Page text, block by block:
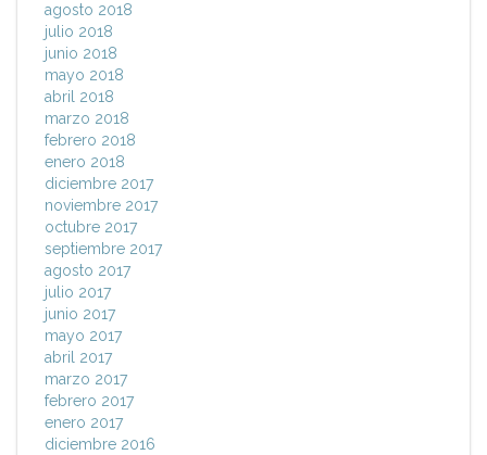
agosto 2018
julio 2018
junio 2018
mayo 2018
abril 2018
marzo 2018
febrero 2018
enero 2018
diciembre 2017
noviembre 2017
octubre 2017
septiembre 2017
agosto 2017
julio 2017
junio 2017
mayo 2017
abril 2017
marzo 2017
febrero 2017
enero 2017
diciembre 2016